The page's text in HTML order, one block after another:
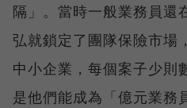
隔」。當時一般業務員還
弘就鎖定了團隊保險市場
中小企業，每個案子少則
是他們能成為「億元業務